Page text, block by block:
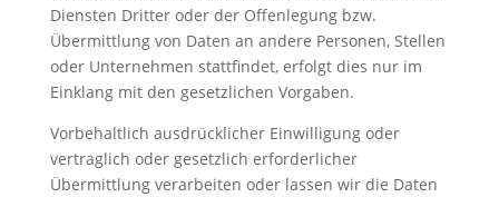
Diensten Dritter oder der Offenlegung bzw.
Übermittlung von Daten an andere Personen, Stellen
oder Unternehmen stattfindet, erfolgt dies nur im
Einklang mit den gesetzlichen Vorgaben.
Vorbehaltlich ausdrücklicher Einwilligung oder
vertraglich oder gesetzlich erforderlicher
Übermittlung verarbeiten oder lassen wir die Daten